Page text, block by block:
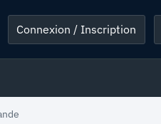
Connexion / Inscription